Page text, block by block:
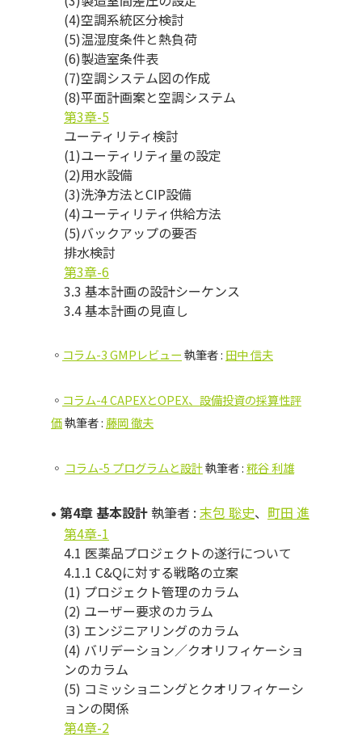
(4)空調系統区分検討
(5)温湿度条件と熱負荷
(6)製造室条件表
(7)空調システム図の作成
(8)平面計画案と空調システム
第3章-5
ユーティリティ検討
(1)ユーティリティ量の設定
(2)用水設備
(3)洗浄方法とCIP設備
(4)ユーティリティ供給方法
(5)バックアップの要否
排水検討
第3章-6
3.3 基本計画の設計シーケンス
3.4 基本計画の見直し
◦ コラム-3 GMPレビュー執筆者 : 田中 信夫
◦ コラム-4 CAPEXとOPEX、設備投資の採算性評
価執筆者 :藤岡 徹夫
◦ コラム-5 プログラムと設計執筆者 :糀谷 利雄
• 第4章 基本設計執筆者 : 末包 聡史、 町田 進
第4章-1
4.1 医薬品プロジェクトの遂行について
4.1.1 C&Qに対する戦略の立案
(1) プロジェクト管理のカラム
(2) ユーザー要求のカラム
(3) エンジニアリングのカラム
(4) バリデーション／クオリフィケーショ
ンのカラム
(5) コミッショニングとクオリフィケーシ
ョンの関係
第4章-2